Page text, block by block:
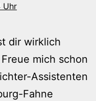
Uhr
dir wirklich
mich schon
Assistenten
Fahne